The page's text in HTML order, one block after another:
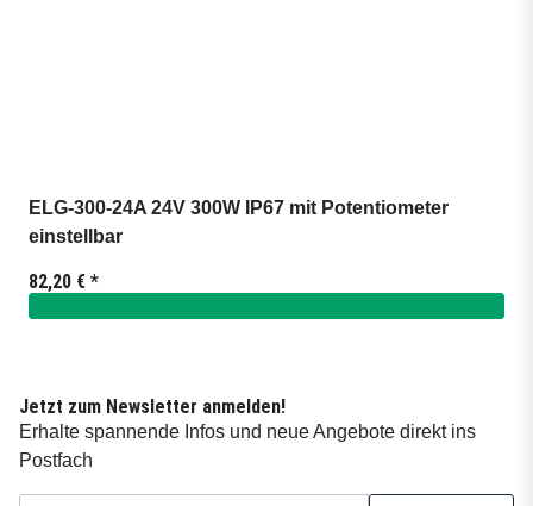
ELG-300-24A 24V 300W IP67 mit Potentiometer
einstellbar
82,20 € *
Jetzt zum Newsletter anmelden!
Erhalte spannende Infos und neue Angebote direkt ins
Postfach